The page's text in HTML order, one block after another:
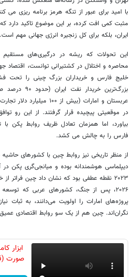
با امید برای عبور از تنگه هرمز برنامه ریزی
مثبت کمی افت کرده، بر این موضوع تاکید دارد
ایران، بلکه برای کل زنجیره انرژی جهانی مهم است.
این تحولات که ریشه در درگیری‌های
محاصره و اختلال در کشتیرانی توانست، اقتصاد
خلیج فارس و خریداران بزرگ چینی را تحت
بزرگ‌ترین
در موقعیتی پیچیده قرار گرفتند. از این رو
بیاورد، اما همزمان تعادل ظریف روابط پکن
فارس را به چالش می کشد.
از منظر تاریخی نیز روابط چین با کشورهای
دیپلماسی هوشمندانه بوده و میانجی‌گری پکن
۲۰۲۳ نقطه عطفی بود که نشان داد چین فراتر
پروژه‌های امارات را اولویت می‌دانند، به ثبات
نگران‌اند. چین هم از یک سو روابط اقتصادی
ابزار
صورت